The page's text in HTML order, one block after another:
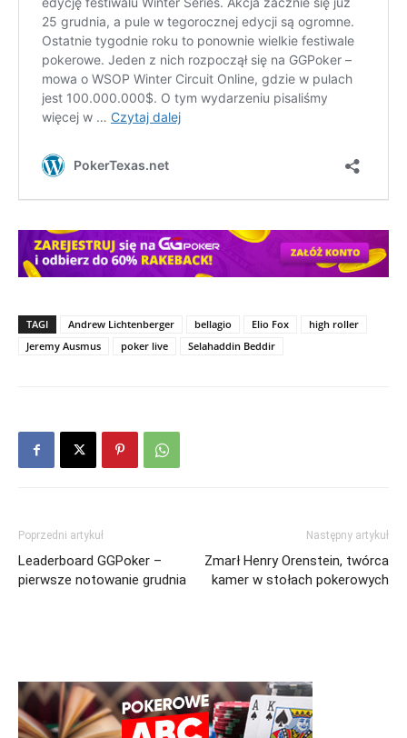
TAGI Andrew Lichtenberger bellagio Elio Fox
high roller
Jeremy Ausmus
poker live Selahaddin Beddir
Poprzedni artykuł
Leaderboard GGPoker –
pierwsze notowanie grudnia
Następny artykuł
Zmarł Henry Orenstein, twórca
kamer w stołach pokerowych